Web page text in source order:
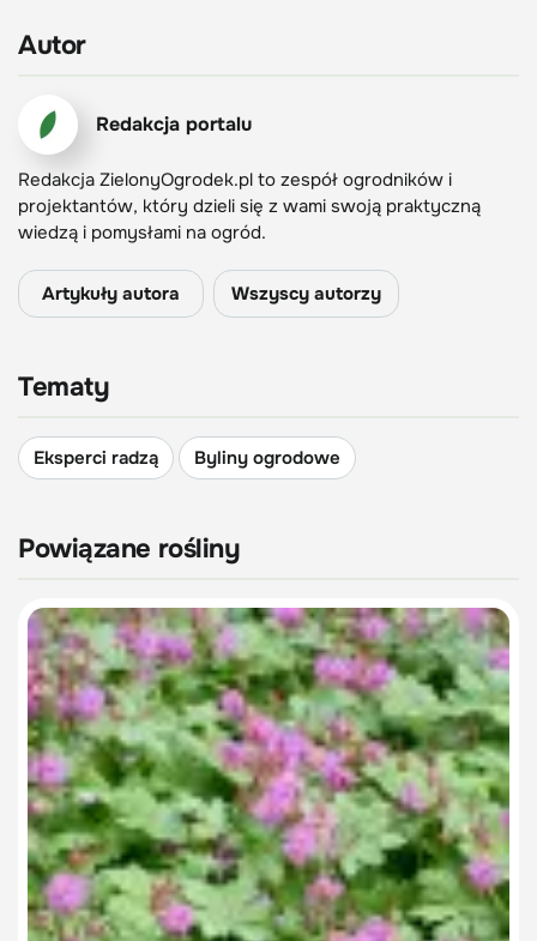
Autor
Redakcja portalu
Redakcja ZielonyOgrodek.pl to zespół ogrodników i
projektantów, który dzieli się z wami swoją praktyczną
wiedzą i pomysłami na ogród.
Artykuły autora Wszyscy autorzy
Tematy
Eksperci radzą Byliny ogrodowe
Powiązane rośliny